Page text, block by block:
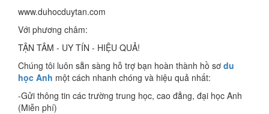
www.duhocduytan.com
Với phương châm:
TẬN TÂM - UY TÍN - HIỆU QUẢ!
Chúng tôi luôn sẵn sàng hỗ trợ bạn hoàn thành hồ sơ du
học Anh một cách nhanh chóng và hiệu quả nhất:
-Gửi thông tin các trường trung học, cao đẳng, đại học Anh
(Miễn phí)